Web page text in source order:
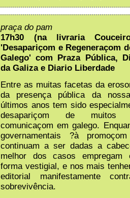
praça do pam
17h30 (na livraria
'Desapariçom e Regeneraçom
Galego' com Praza Pública,
da Galiza e Diario Liberdade
Entre as muitas facetas da
da presença pública da
últimos anos tem sido
desapariçom de muitos
comunicaçom em galego.
governamentais ?à
continuam a ser dadas a
melhor dos casos empregam
forma vestigial, e nos mais
editorial manifestamente
sobrevivência.